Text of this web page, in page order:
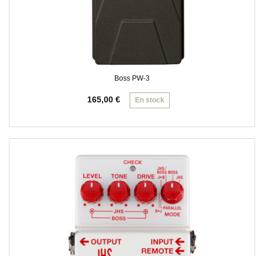
Boss PW-3
165,00 € En stock